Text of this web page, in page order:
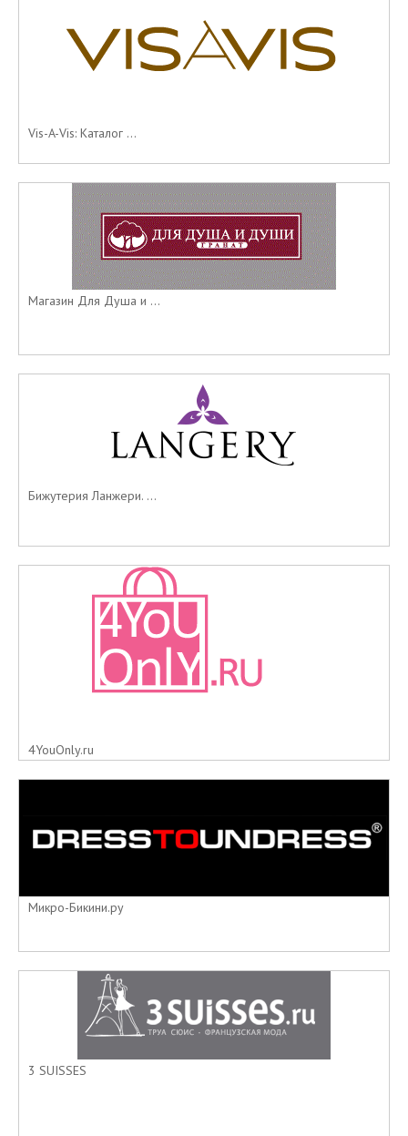
Vis-A-Vis: Каталог ...
Магазин Для Душа и ...
Бижутерия Ланжери. ...
4YouOnly.ru
Микро-Бикини.ру
3 SUISSES